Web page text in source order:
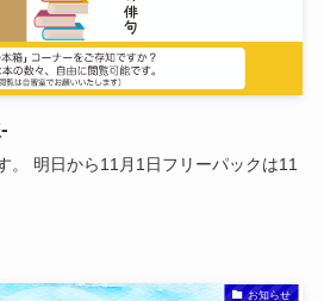
。 明日から11月1日フリーパックは11
お知らせ